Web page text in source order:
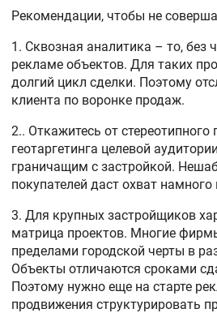
Рекомендации, чтобы не
1. Сквозная аналитика – то, без
рекламе объектов. Для таких
долгий цикл сделки. Поэтому
клиента по воронке продаж.
2.. Откажитесь от
геотаргетинга целевой
граничащим с застройкой.
покупателей даст охват
3. Для крупных застройщиков
матрица проектов. Многие
пределами городской черты в
Объекты отличаются сроками
Поэтому нужно еще на старте
продвижения структурировать